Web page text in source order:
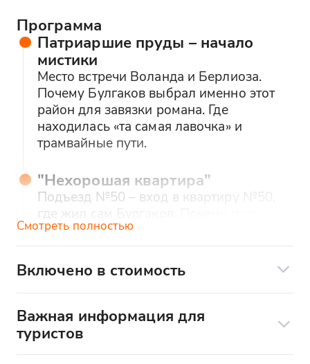
Программа
Патриаршие пруды – начало
мистики
Место встречи Воланда и Берлиоза.
Почему Булгаков выбрал именно этот
район для завязки романа. Где
находилась «та самая лавочка» и
трамвайные пути.
"Нехорошая квартира"
Подъезд №50 – вход в квартиру №50,
где жил сам Булгаков. Почему писатель
ненавидел это место. Где «исчезали»
проходил сеанс чёрной магии.
Смотреть полностью
Включено в стоимость
Профессиональный гид – эксперт по
Важная информация для
туристов